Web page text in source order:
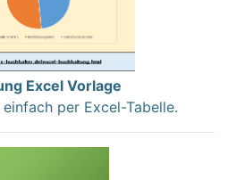
Excel Vorlage
per Excel-Tabelle.